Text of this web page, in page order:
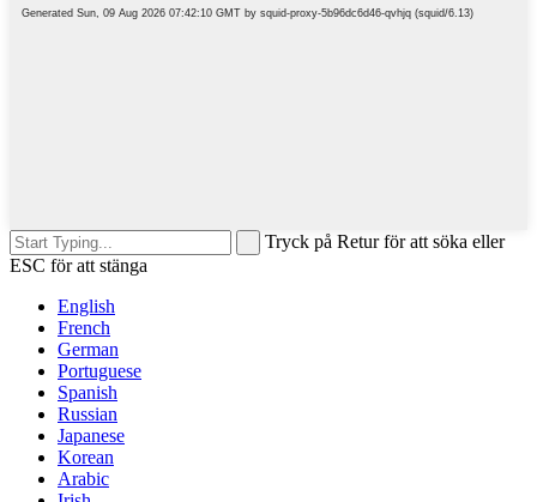
Tryck på Retur för att söka eller
ESC för att stänga
English
French
German
Portuguese
Spanish
Russian
Japanese
Korean
Arabic